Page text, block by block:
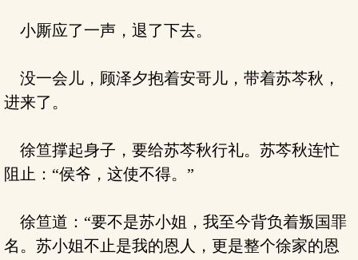
小厮应了一声，退了下去。
没一会儿，顾泽夕抱着安哥儿，带着苏芩秋，
进来了。
徐笪撑起身子，要给苏芩秋行礼。苏芩秋连忙
阻止：“侯爷，这使不得。”
徐笪道：“要不是苏小姐，我至今背负着叛国罪
名。苏小姐不止是我的恩人，更是整个徐家的恩